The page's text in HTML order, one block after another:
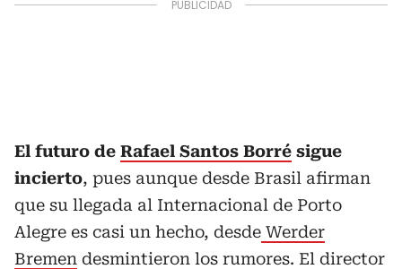
El futuro de Rafael Santos Borré sigue
incierto, pues aunque desde Brasil afirman
que su llegada al Internacional de Porto
Alegre es casi un hecho, desde Werder
Bremen desmintieron los rumores. El director